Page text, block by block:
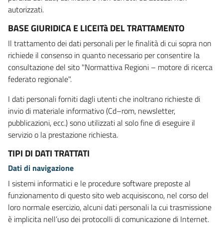
autorizzati.
BASE GIURIDICA E LICEITà DEL TRATTAMENTO
Il trattamento dei dati personali per le finalità di cui sopra non
richiede il consenso in quanto necessario per consentire la
consultazione del sito "Normattiva Regioni – motore di ricerca
federato regionale".
I dati personali forniti dagli utenti che inoltrano richieste di
invio di materiale informativo (Cd–rom, newsletter,
pubblicazioni, ecc.) sono utilizzati al solo fine di eseguire il
servizio o la prestazione richiesta.
TIPI DI DATI TRATTATI
Dati di navigazione
I sistemi informatici e le procedure software preposte al
funzionamento di questo sito web acquisiscono, nel corso del
loro normale esercizio, alcuni dati personali la cui trasmissione
è implicita nell’uso dei protocolli di comunicazione di Internet.